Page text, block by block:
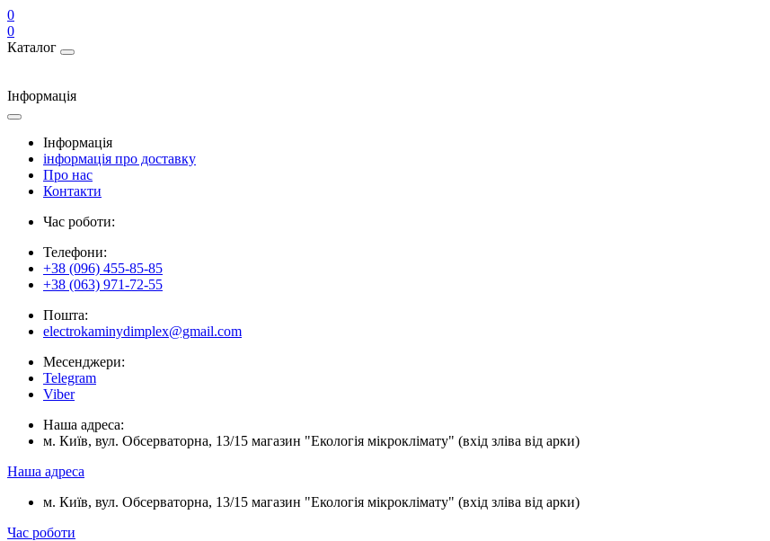
0
0
Каталог
Інформація
Інформація
інформація про доставку
Про нас
Контакти
Час роботи:
Телефони:
+38 (096) 455-85-85
+38 (063) 971-72-55
Пошта:
electrokaminydimplex@gmail.com
Месенджери:
Telegram
Viber
Наша адреса:
м. Київ, вул. Обсерваторна, 13/15 магазин "Екологія мікроклімату" (вхід зліва від арки)
Наша адреса
м. Київ, вул. Обсерваторна, 13/15 магазин "Екологія мікроклімату" (вхід зліва від арки)
Час роботи